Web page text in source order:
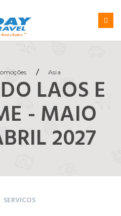
/ Asia
LAOS E
- MAIO
2027
SERVICOS